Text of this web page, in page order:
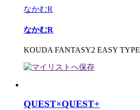
なかむR
なかむR
KOUDA FANTASY2 EASY TYPE
QUEST×QUEST+